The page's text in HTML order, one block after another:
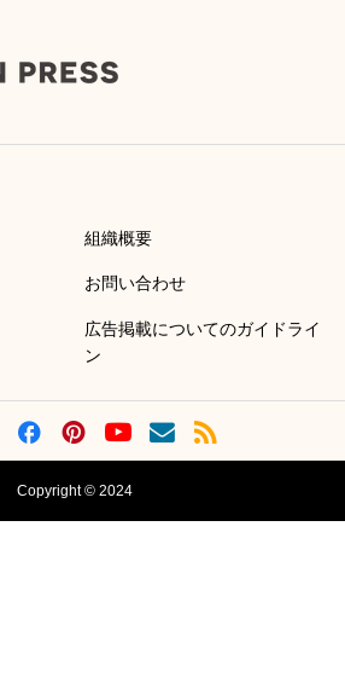
組織概要
お問い合わせ
広告掲載についてのガイドライ
ン
Copyright © 2024